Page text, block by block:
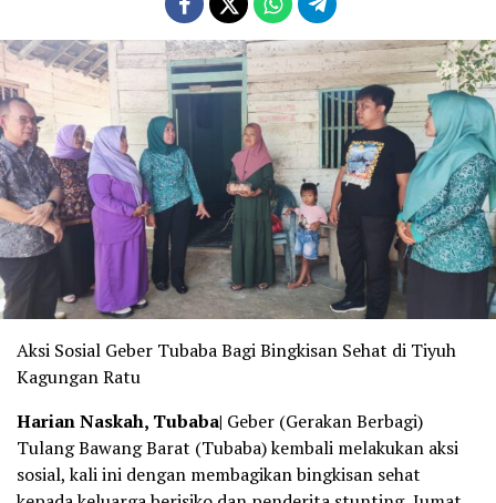
Aksi Sosial Geber Tubaba Bagi Bingkisan Sehat di Tiyuh
Kagungan Ratu
Harian Naskah, Tubaba| Geber (Gerakan Berbagi)
Tulang Bawang Barat (Tubaba) kembali melakukan aksi
sosial, kali ini dengan membagikan bingkisan sehat